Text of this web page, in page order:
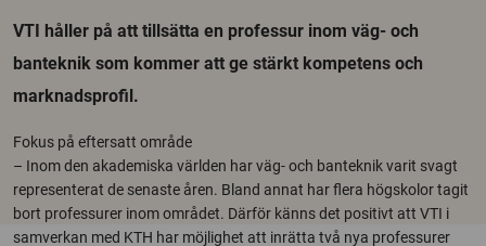
VTI håller på att tillsätta en professur inom väg- och
banteknik som kommer att ge stärkt kompetens och
marknadsprofil.
Fokus på eftersatt område
– Inom den akademiska världen har väg- och banteknik varit svagt
representerat de senaste åren. Bland annat har flera högskolor tagit
bort professurer inom området. Därför känns det positivt att VTI i
samverkan med KTH har möjlighet att inrätta två nya professurer